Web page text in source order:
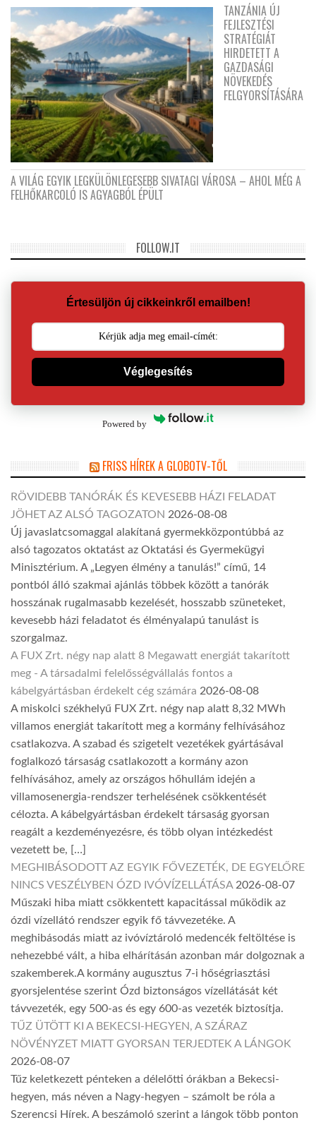
TANZÁNIA ÚJ
FEJLESZTÉSI
STRATÉGIÁT
HIRDETETT A
GAZDASÁGI
NÖVEKEDÉS
FELGYORSÍTÁSÁRA
A VILÁG EGYIK LEGKÜLÖNLEGESEBB SIVATAGI VÁROSA – AHOL MÉG A
FELHŐKARCOLÓ IS AGYAGBÓL ÉPÜLT
FOLLOW.IT
Értesüljön új cikkeinkről emailben!
Véglegesítés
Powered by
FRISS HÍREK A GLOBOTV-TŐL
RÖVIDEBB TANÓRÁK ÉS KEVESEBB HÁZI FELADAT
JÖHET AZ ALSÓ TAGOZATON 2026-08-08
Új javaslatcsomaggal alakítaná gyermekközpontúbbá az
alsó tagozatos oktatást az Oktatási és Gyermekügyi
Minisztérium. A „Legyen élmény a tanulás!” című, 14
pontból álló szakmai ajánlás többek között a tanórák
hosszának rugalmasabb kezelését, hosszabb szüneteket,
kevesebb házi feladatot és élményalapú tanulást is
szorgalmaz.
A FUX Zrt. négy nap alatt 8 Megawatt energiát takarított
meg - A társadalmi felelősségvállalás fontos a
kábelgyártásban érdekelt cég számára 2026-08-08
A miskolci székhelyű FUX Zrt. négy nap alatt 8,32 MWh
villamos energiát takarított meg a kormány felhívásához
csatlakozva. A szabad és szigetelt vezetékek gyártásával
foglalkozó társaság csatlakozott a kormány azon
felhívásához, amely az országos hőhullám idején a
villamosenergia-rendszer terhelésének csökkentését
célozta. A kábelgyártásban érdekelt társaság gyorsan
reagált a kezdeményezésre, és több olyan intézkedést
vezetett be, […]
MEGHIBÁSODOTT AZ EGYIK FŐVEZETÉK, DE EGYELŐRE
NINCS VESZÉLYBEN ÓZD IVÓVÍZELLÁTÁSA 2026-08-07
Műszaki hiba miatt csökkentett kapacitással működik az
ózdi vízellátó rendszer egyik fő távvezetéke. A
meghibásodás miatt az ivóvíztároló medencék feltöltése is
nehezebbé vált, a hiba elhárításán azonban már dolgoznak a
szakemberek.A kormány augusztus 7-i hőségriasztási
gyorsjelentése szerint Ózd biztonságos vízellátását két
távvezeték, egy 500-as és egy 600-as vezeték biztosítja.
TŰZ ÜTÖTT KI A BEKECSI-HEGYEN, A SZÁRAZ
NÖVÉNYZET MIATT GYORSAN TERJEDTEK A LÁNGOK
2026-08-07
Tűz keletkezett pénteken a délelőtti órákban a Bekecsi-
hegyen, más néven a Nagy-hegyen – számolt be róla a
Szerencsi Hírek. A beszámoló szerint a lángok több ponton